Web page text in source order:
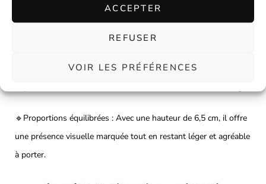
ACCEPTER
REFUSER
VOIR LES PRÉFÉRENCES
nœud plus ou moins généreux selon vos envies du moment.
épouse les contours de votre tête et assure une tenue
🔹Proportions équilibrées : Avec une hauteur de 6,5 cm, il offre
une présence visuelle marquée tout en restant léger et agréable
à porter.